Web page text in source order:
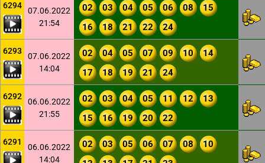
6294
07.06.2022
21:54
02 03 04 05 06 08
15
16
18 21 22 24
6293
07.06.2022
14:04
02 04 05 07 09 10
14
17
18 19 21 24
6292
06.06.2022
21:55
02 03 04 05 11 12
13
15
16 19 20 22
6291
06.06.2022
14:04
02 03 05 06 07 08
10